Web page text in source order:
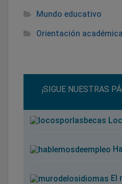
Mundo educativo
Orientación académica
¡SIGUE NUESTRAS
El